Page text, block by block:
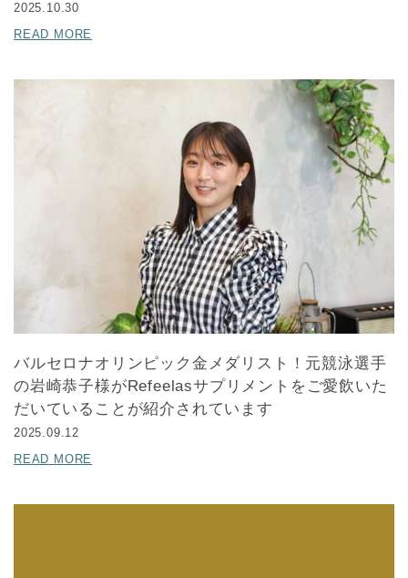
2025.10.30
READ MORE
バルセロナオリンピック金メダリスト！元競泳選手
の岩崎恭子様がRefeelasサプリメントをご愛飲いた
だいていることが紹介されています
2025.09.12
READ MORE